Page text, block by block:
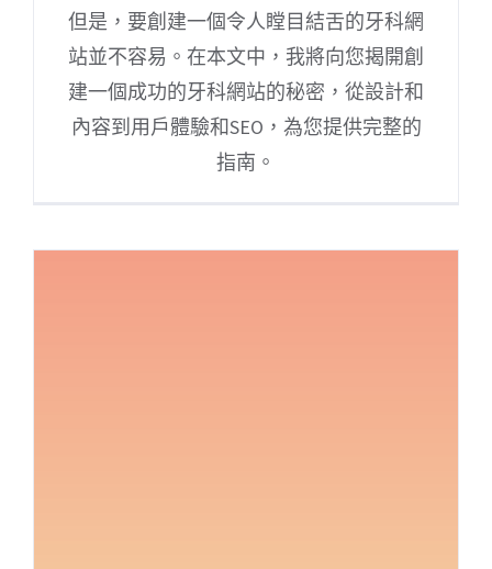
但是，要創建一個令人瞠目結舌的牙科網
站並不容易。在本文中，我將向您揭開創
建一個成功的牙科網站的秘密，從設計和
內容到用戶體驗和SEO，為您提供完整的
指南。